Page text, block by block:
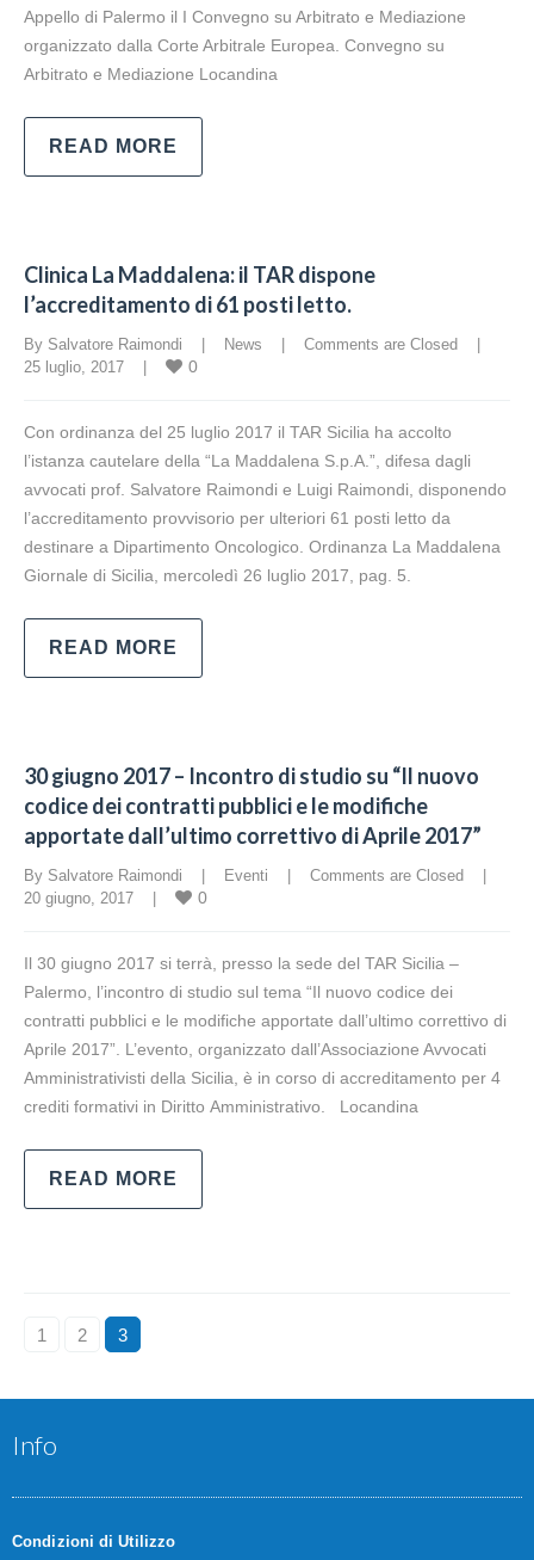
Appello di Palermo il I Convegno su Arbitrato e Mediazione
organizzato dalla Corte Arbitrale Europea. Convegno su
Arbitrato e Mediazione Locandina
READ MORE
Clinica La Maddalena: il TAR dispone
l’accreditamento di 61 posti letto.
By Salvatore Raimondi    | News Comments are Closed
25 luglio, 2017    |
0
Con ordinanza del 25 luglio 2017 il TAR Sicilia ha accolto
l’istanza cautelare della “La Maddalena S.p.A.”, difesa dagli
avvocati prof. Salvatore Raimondi e Luigi Raimondi, disponendo
l’accreditamento provvisorio per ulteriori 61 posti letto da
destinare a Dipartimento Oncologico. Ordinanza La Maddalena
Giornale di Sicilia, mercoledì 26 luglio 2017, pag. 5.
READ MORE
30 giugno 2017 – Incontro di studio su “Il nuovo
codice dei contratti pubblici e le modifiche
apportate dall’ultimo correttivo di Aprile 2017”
By Salvatore Raimondi    | Eventi Comments are Closed
20 giugno, 2017    |
0
Il 30 giugno 2017 si terrà, presso la sede del TAR Sicilia –
Palermo, l’incontro di studio sul tema “Il nuovo codice dei
contratti pubblici e le modifiche apportate dall’ultimo correttivo di
Aprile 2017”. L’evento, organizzato dall’Associazione Avvocati
Amministrativisti della Sicilia, è in corso di accreditamento per 4
crediti formativi in Diritto Amministrativo. Locandina
READ MORE
1 2 3
Info
Condizioni di Utilizzo